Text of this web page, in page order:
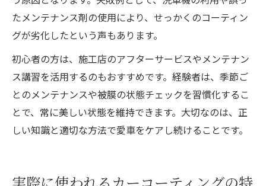
たメンテナンス剤の使用により、せっかくのコーティン
グが劣化したという声もあります。
初心者の方は、施工店のアフターサービスやメンテナン
ス講習を活用するのもおすすめです。経験者は、季節ご
とのメンテナンスや被膜の状態チェックを習慣化するこ
とで、常に美しい状態を維持できます。大切なのは、正
しい知識と適切な方法で愛車をケアし続けることです。